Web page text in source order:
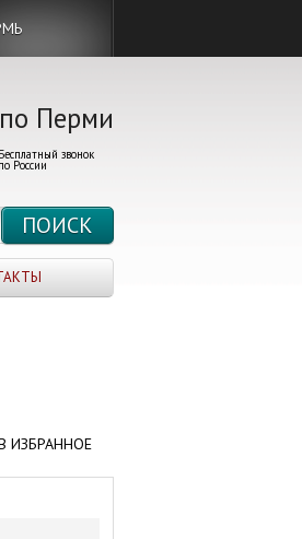
по Перми
Бесплатный звонок
по России
ИЗБРАННОЕ